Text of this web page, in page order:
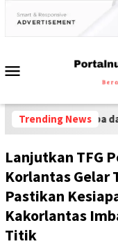
Trending News
dan Ponsel
Lanjutkan TFG
Korlantas Gelar
Pastikan
Kakorlantas
Titik